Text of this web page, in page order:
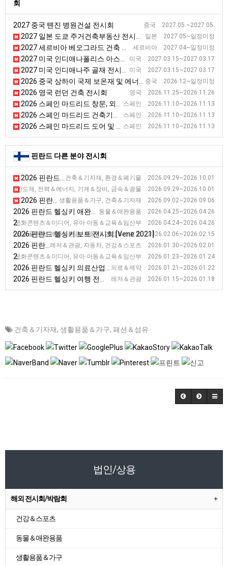
회
중국 2027.05.~2027.05.
2027 중국 톈진 병원건설 전시회
일본 2027.05~일정미정
2027 일본 도쿄 주거건축부동산 전시회 [BREX]
세르비아 2027.04~일정미정
2027 세르비아 베오그라드 건축 전시회 [SEEBBE]
미국 2027.03.15~2027.03.17
2027 미국 인디애나폴리스 아스팔트 전시회 [WOA]
미국 2027.03.15~2027.03.17
2027 미국 인디애나주 골재 전시회 [AGG1]
중국 2026.12~일정미정
2026 중국 상하이 국제 보온재 및 에너지 절약 기술 전시회 [TIM EXPO]
영국 2026.11.25~2026.11.26
2026 영국 런던 건축 전시회
스페인 2026.11.10~2026.11.13
2026 스페인 마드리드 창문, 외벽 전시회 [VETECO]
스페인 2026.11.10~2026.11.13
2026 스페인 마드리드 건축기술 전시회 [CONSTRUTEC]
스페인 2026.11.10~2026.11.13
2026 스페인 마드리드 도어 및 자동화 전시회 [SMART DOORS]
핀란드 다른 분야 전시회
건축＆기자재, 환경＆폐기물 2026.09.29~2026.10.01
2026 핀란드 헬싱키 건축 전시회 [FinnBuild]
자＆반도체, 전력＆에너지, 기계＆장비, 금속＆광물 2026.09.29~2026.10.01
2026 핀란드 땀페레 산업 전시회 [Subcontracting Fair]
생활용품＆가구, 건축＆기자재 2026.09.02~2026.09.06
2026 핀란드 헬싱키 인테리어 전시회 [HABITARE]
동물＆애완용품 2026.04.25~2026.04.26
2026 핀란드 헬싱키 애완동물 전시회 [Lemmikkimessut]
문화콘텐츠＆미디어, 유아·아동＆교육＆임산부 2026.04.24~2026.04.26
2026 핀란드 헬싱키 어린이 용품 전시회 [Child Fair]
조선＆플랜트, 레저＆관광, 자동차, 건강＆스포츠 2026.02.06~2026.02.15
2026 핀란드 헬싱키 보트 전시회 [Vene 2021]
레저＆관광, 자동차, 건강＆스포츠 2026.01.30~2026.02.01
2026 핀란드 헬싱키 모터바이크 전시회 [MP]
문화콘텐츠＆미디어, 유아·아동＆교육＆임산부 2026.01.23~2026.01.24
2026 핀란드 헬싱키 교육 전시회 [EDUCA]
의료＆제약 2026.01.21~2026.01.22
2026 핀란드 헬싱키 의료산업 전시회 [Doctor]
레저＆관광 2026.01.15~2026.01.18
2026 핀란드 헬싱키 여행 전시회 [Matka]
건축＆기자재, 생활용품＆가구, 패션＆섬유
법인/상용
해외 전시회/박람회
건강＆스포츠
동물＆애완용품
생활용품＆가구